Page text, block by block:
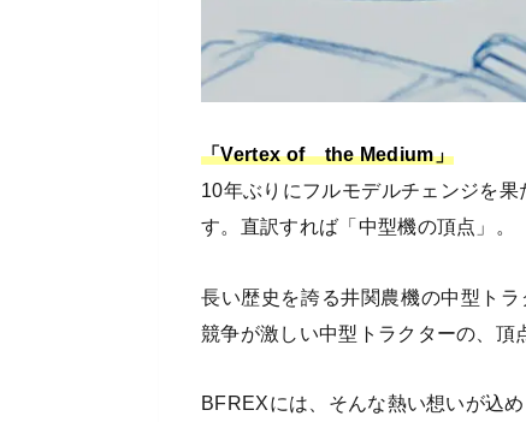
「Vertex of the Medium」
10年ぶりにフルモデルチェンジを
す。直訳すれば「中型機の頂点」。
長い歴史を誇る井関農機の中型ト
競争が激しい中型トラクターの、頂
BFREXには、そんな熱い想いが込め